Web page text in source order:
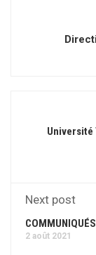
Université
Next post
COMMUNIQUÉS
2 août 2021